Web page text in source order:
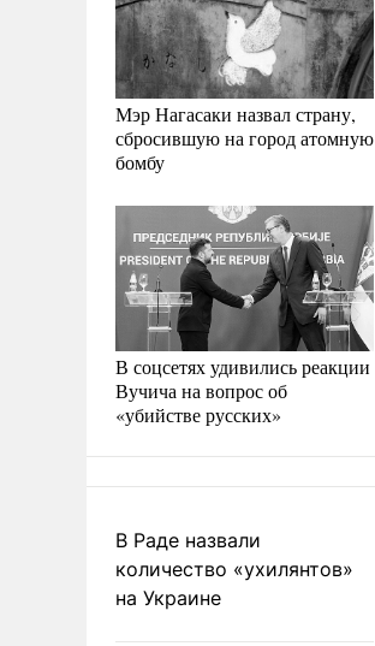
Мэр Нагасаки назвал страну,
сбросившую на город атомную
бомбу
В соцсетях удивились реакции
Вучича на вопрос об
«убийстве русских»
В Раде назвали
количество «ухилянтов»
на Украине